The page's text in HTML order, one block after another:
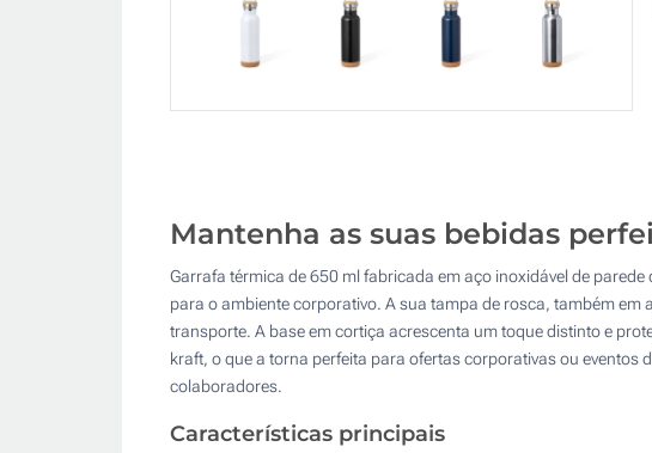
Mantenha as suas bebidas
Garrafa térmica de 650 ml fabricada em aço inoxidável de
para o ambiente corporativo. A sua tampa de rosca, também
transporte. A base em cortiça acrescenta um toque distinto e
kraft, o que a torna perfeita para ofertas corporativas ou
colaboradores.
Características principais